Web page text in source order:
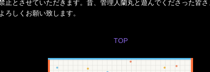
止とさせていただきます。昔、管理人蘭丸と遊んでくださった皆
ろしくお願い致します。
TOP